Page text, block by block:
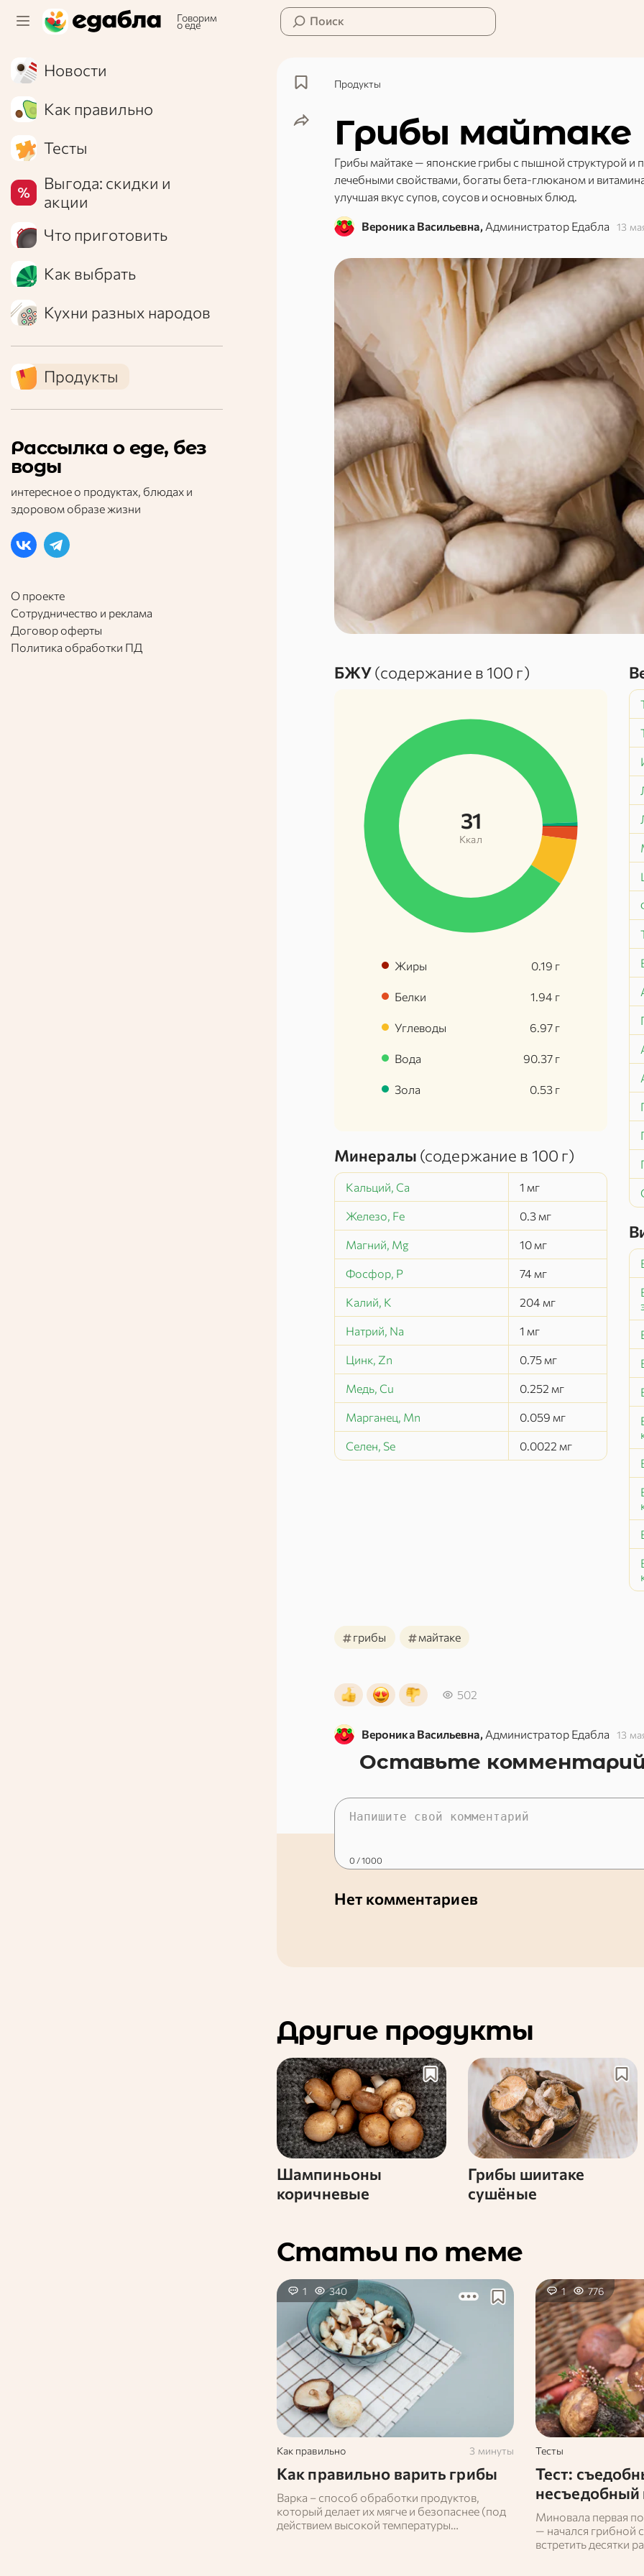
Говорим
о еде Поиск
Новости
Как правильно
Тесты
Выгода: скидки и
акции
Что приготовить
Как выбрать
Кухни разных народов
Продукты
Рассылка о еде, без
воды
интересное о продуктах, блюдах и
здоровом образе жизни
О проекте
Сотрудничество и реклама
Договор оферты
Политика обработки ПД
Продукты
Грибы майтаке
Грибы майтаке — японские грибы с пышной структурой
лечебными свойствами, богаты бета-глюканом и
улучшая вкус супов, соусов и основных блюд.
Вероника Васильевна, Администратор Едабла 13
БЖУ(содержание в 100 г)
31
Ккал
Жиры 0.19 г
Белки 1.94 г
Углеводы 6.97 г
Вода 90.37 г
Зола 0.53 г
Минералы (содержание в 100 г)
Кальций, Ca 1 мг
Железо, Fe 0.3 мг
Магний, Mg 10 мг
Фосфор, P 74 мг
Калий, K 204 мг
Натрий, Na 1 мг
Цинк, Zn 0.75 мг
Медь, Cu 0.252 мг
Марганец, Mn 0.059 мг
Селен, Se 0.0022 мг
#грибы #майтаке
502
Вероника Васильевна, Администратор Едабла 13
Оставьте комментарий
0 / 1000
Нет комментариев
Другие продукты
Шампиньоны
коричневые
Грибы шиитаке
сушёные
Статьи по теме
1 340
Как правильно 3 минуты
Как правильно варить грибы
Варка – способ обработки продуктов,
который делает их мягче и безопаснее (под
действием высокой температуры
1 776
Тесты
Тест:
несъедобный
Миновала первая
— начался грибной
встретить десятки